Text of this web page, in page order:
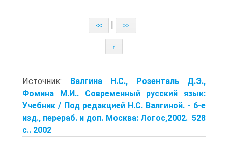
<< >>
↑
Источник: Валгина Н.С., Розенталь Д.Э.,
Фомина М.И.. Современный русский язык:
Учебник / Под редакцией Н.С. Валгиной. - 6-е
изд., перераб. и доп. Москва: Логос,2002. 528
с.. 2002